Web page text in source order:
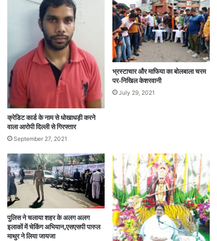
क्रेडिट कार्ड के नाम से धोखाधड़ी करने
वाला आरोपी दिल्ली से गिरफ्तार
September 27, 2021
भ्रस्टाचार और माफिया का बोलबाला चरम
पर-निखिल केशरवानी
July 29, 2021
पुलिस ने चलाया शहर के अलग अलग
इलाकों में चेकिंग अभियान,एसएसपी पारुल
माथुर ने लिया जायजा